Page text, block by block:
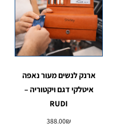
ארנק לנשים מעור נאפה
איטלקי דגם ויקטוריה –
RUDI
388.00₪